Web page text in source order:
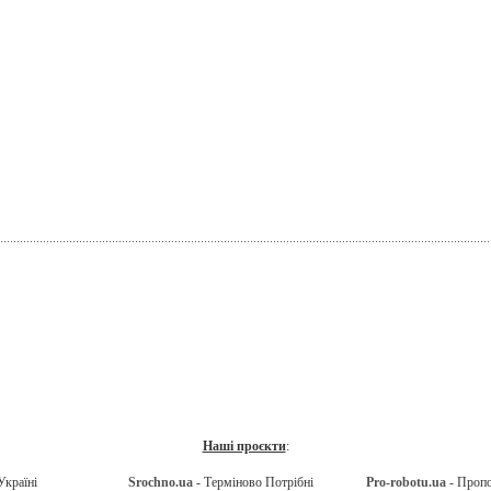
Наші проєкти:
Srochno.ua - Терміново Потрібні Pro-robotu.ua -